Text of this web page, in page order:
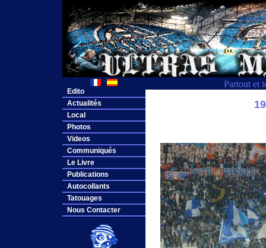
Partout et
Edito
Actualités
Local
Photos
Videos
Communiqués
Le Livre
Publications
Autocollants
Tatouages
Nous Contacter